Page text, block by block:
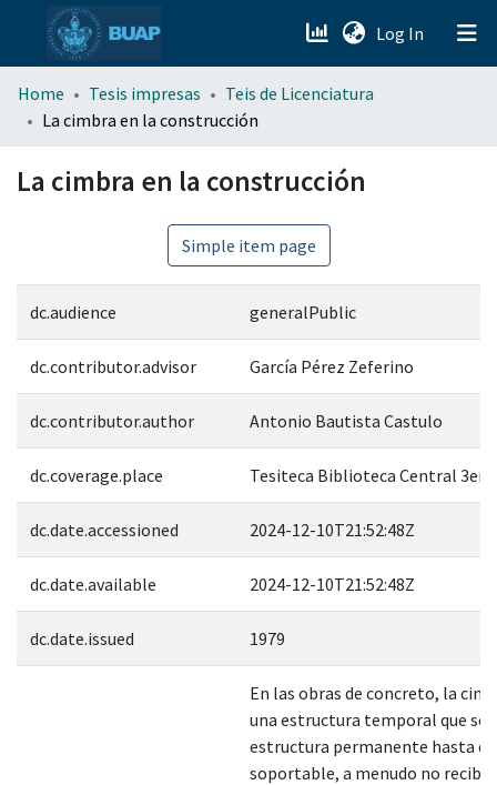
Log In (current)
menu.section.about_menu
Home Tesis impresas
Teis de Licenciatura
La cimbra en la construcción
La cimbra en la construcción
Simple item page
dc.audience generalPublic
dc.contributor.advisor García Pérez Zeferino
dc.contributor.author Antonio Bautista Castulo
dc.coverage.place Tesiteca Biblioteca Central 3er.
dc.date.accessioned 2024-12-10T21:52:48Z
dc.date.available 2024-12-10T21:52:48Z
dc.date.issued 1979
En las obras de concreto, la
una estructura temporal que
estructura permanente hasta
soportable, a menudo no recibe